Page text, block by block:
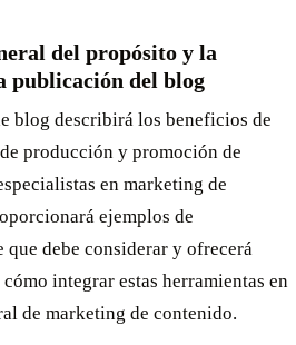
del propósito y la
publicación del blog
blog describirá los beneficios de
producción y promoción de
en marketing de
ejemplos de
que debe considerar y ofrecerá
integrar estas herramientas en
de marketing de contenido.